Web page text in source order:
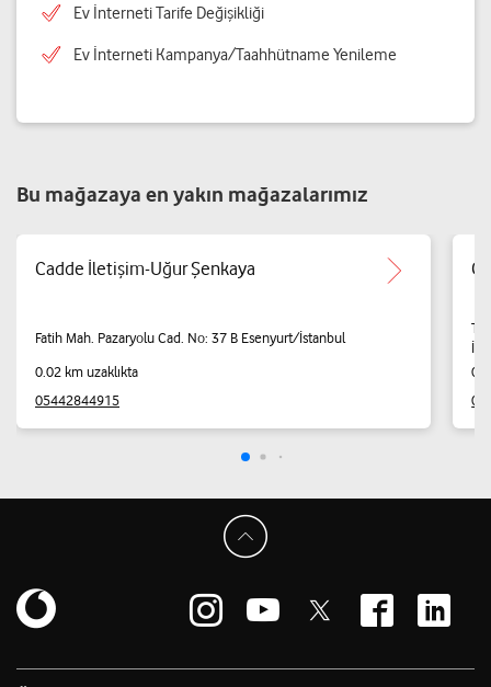
Ev İnterneti Tarife Değişikliği
Ev İnterneti Kampanya/Taahhütname Yenileme
Bu mağazaya en yakın mağazalarımız
Cadde İletişim-Uğur Şenkaya
Fatih Mah. Pazaryolu Cad. No: 37 B Esenyurt/İstanbul
0.02 km uzaklıkta
05442844915